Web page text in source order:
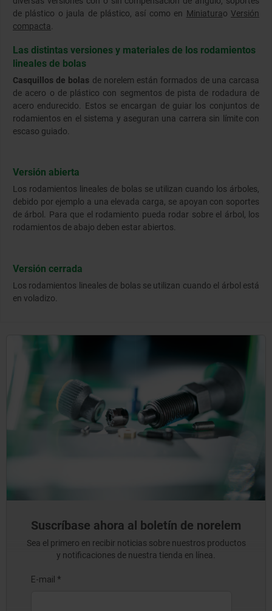
de plástico o jaula de plástico, así como en MiniaturaoVersión
compacta
Las distintas versiones y materiales de los rodamientos
lineales de bolas
Casquillos de bolas de norelem están formados de una carcasa
de acero o de plástico con segmentos de pista de rodadura de
acero endurecido. Estos se encargan de guiar los conjuntos de
rodamientos en el sistema y aseguran una carrera sin límite con
escaso guiado.
Versión abierta
Los rodamientos lineales de bolas se utilizan cuando los árboles,
debido por ejemplo a una elevada carga, se apoyan con soportes
de árbol. Para que el rodamiento pueda rodar sobre el árbol, los
rodamientos de abajo deben estar abiertos.
Versión cerrada
Los rodamientos lineales de bolas se utilizan cuando el árbol está
en voladizo.
Suscríbase ahora al boletín de norelem
Sea el primero en recibir noticias sobre nuestros productos
y notificaciones de nuestra tienda en línea.